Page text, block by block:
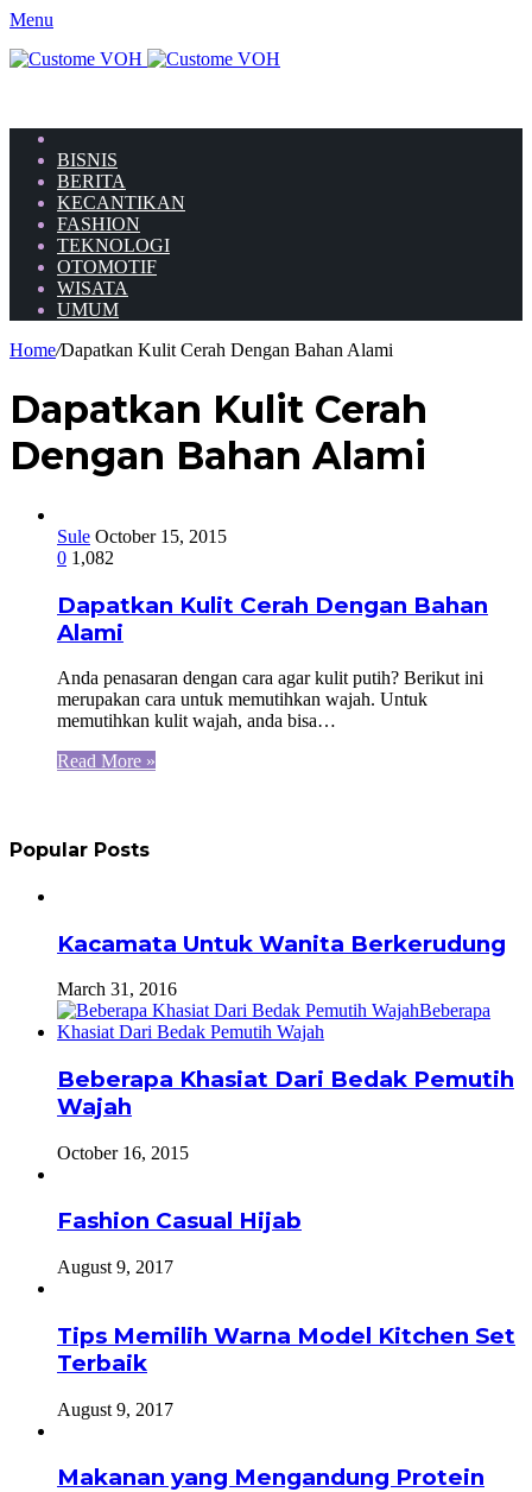
Menu
BISNIS
BERITA
KECANTIKAN
FASHION
TEKNOLOGI
OTOMOTIF
WISATA
UMUM
Home/Dapatkan Kulit Cerah Dengan Bahan Alami
Dapatkan Kulit Cerah
Dengan Bahan Alami
Sule October 15, 2015
0 1,082
Dapatkan Kulit Cerah Dengan Bahan
Alami
Anda penasaran dengan cara agar kulit putih? Berikut ini
merupakan cara untuk memutihkan wajah. Untuk
memutihkan kulit wajah, anda bisa…
Read More »
Popular Posts
Kacamata Untuk Wanita Berkerudung
March 31, 2016
Beberapa Khasiat Dari Bedak Pemutih
Wajah
October 16, 2015
Fashion Casual Hijab
August 9, 2017
Tips Memilih Warna Model Kitchen Set
Terbaik
August 9, 2017
Makanan yang Mengandung Protein